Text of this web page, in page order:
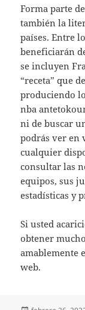
Forma parte
también la
países. Entre
beneficiarán
se incluyen
“receta” que
produciendo
nba
ni de buscar
podrás ver en
cualquier
consultar las
equipos, sus
estadísticas y
Si usted
obtener
amablemente
web.